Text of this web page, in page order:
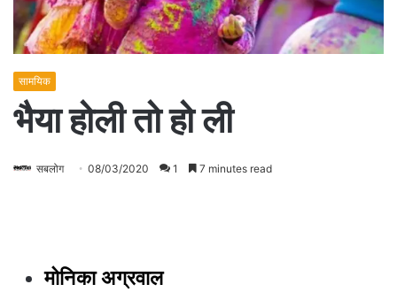
सामयिक
भैया होली तो हो ली
सबलोग 08/03/2020 1 7 minutes read
मोनिका अग्रवाल